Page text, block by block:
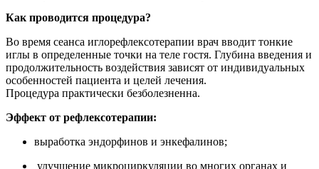
Как проводится процедура?
Во время сеанса иглорефлексотерапии врач вводит тонкие
иглы в определенные точки на теле гостя. Глубина введения и
продолжительность воздействия зависят от индивидуальных
особенностей пациента и целей лечения.
Процедура практически безболезненна.
Эффект от рефлексотерапии:
выработка эндорфинов и энкефалинов;
улучшение микроциркуляции во многих органах и